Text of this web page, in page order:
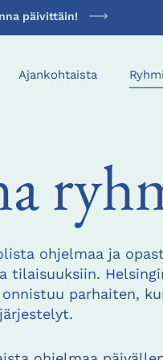
päivittäin!
alavalikko
Ajankohtaista
ohjelmaa ja
tilaisuuksiin.
parhaiten,